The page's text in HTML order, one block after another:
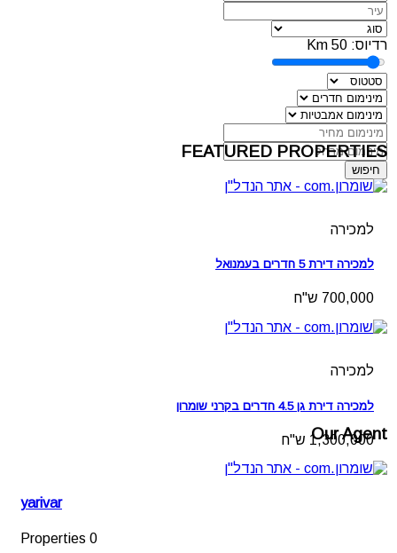
רדיוס: 50
חיפוש
FEATURED PROPERTIES
למכירה
למכירה דירת 5 חדרים בעמנואל
700,000 ש"ח
למכירה
למכירה דירת גן 4.5 חדרים בקרני שומרון
1,300,000 ש"ח
Our Agent
yarivar
0 Properties